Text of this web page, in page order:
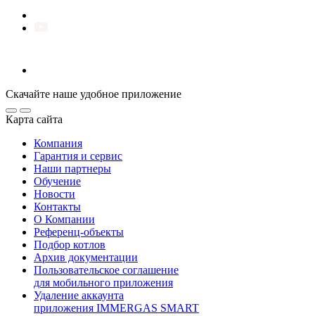
Скачайте наше удобное приложение
Карта сайта
Компания
Гарантия и сервис
Наши партнеры
Обучение
Новости
Контакты
О Компании
Референц-объекты
Подбор котлов
Архив документации
Пользовательское соглашение
для мобильного приложения
Удаление аккаунта
приложения IMMERGAS SMART